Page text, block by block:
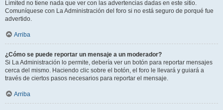
Limited no tiene nada que ver con las advertencias dadas en este sitio.
Comuníquese con La Administración del foro si no está seguro de porqué fue
advertido.
Arriba
¿Cómo se puede reportar un mensaje a un moderador?
Si La Administración lo permite, debería ver un botón para reportar mensajes
cerca del mismo. Haciendo clic sobre el botón, el foro le llevará y guiará a
través de ciertos pasos necesarios para reportar el mensaje.
Arriba